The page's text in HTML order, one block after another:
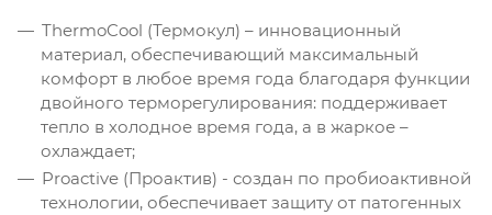
ThermoCool (Термокул) – инновационный
материал, обеспечивающий максимальный
комфорт в любое время года благодаря функции
двойного терморегулирования: поддерживает
тепло в холодное время года, а в жаркое –
охлаждает;
Proactive (Проактив) - создан по пробиоактивной
технологии, обеспечивает защиту от патогенных